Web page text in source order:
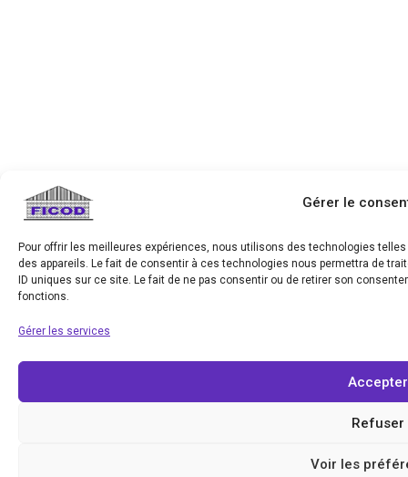
Gérer le
Pour offrir les meilleures expériences, nous utilisons des technologies
des appareils. Le fait de consentir à ces technologies nous permettra de
ID uniques sur ce site. Le fait de ne pas consentir ou de retirer son
fonctions.
Gérer les services
Accepter
Refuser
Voir les